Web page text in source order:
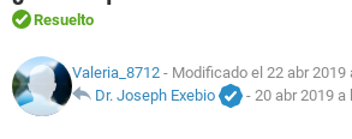
FAMILIA
NUTRICIÓN
Resuelto
Valeria_8712 - Modificado el 22 abr 2019
Dr. Joseph Exebio
- 20 abr 2019 a